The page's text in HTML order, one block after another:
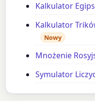
Kalkulator
Kalkulator
Nowy
Mnożenie
Symulator